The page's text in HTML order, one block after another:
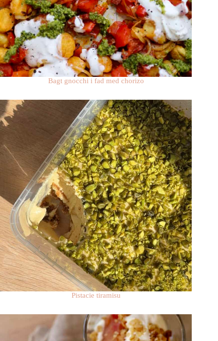
Bagt gnocchi i fad med chorizo
Pistacie tiramisu